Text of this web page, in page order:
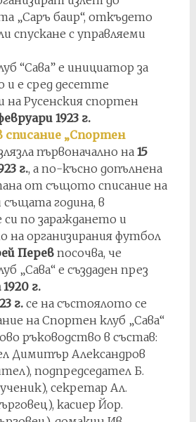
„Саръ баир“, откъдето
спускане с управляеми
“Сава” е инициатор за
и е сред десетте
на Русенския спортен
1923 г.
списание „Спортен
първоначално на 15
г., а по-късно допълнена
от същото списание на
година, в
по зараждането и
на организирания футбол
Перевпосочва, че
„Сава“ е създаден през
г.
г.се на състоялото се
на Спортен клуб „Сава“
ръководство в състав:
Димитър Александров
подпредседател Б.
секретар Ал.
касиер Йор.